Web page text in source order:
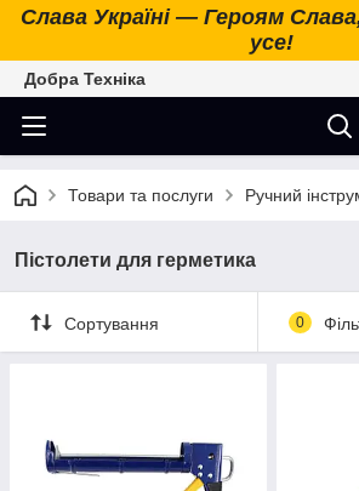
Слава Україні — Героям
усе!
Добра Техніка
Товари та послуги Ручний
Пістолети для герметика
Сортування 0